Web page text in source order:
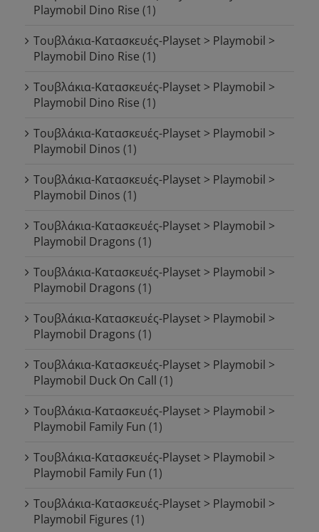
Playmobil Dino Rise (1)
Τουβλάκια-Κατασκευές-Playset > Playmobil >
Playmobil Dino Rise (1)
Τουβλάκια-Κατασκευές-Playset > Playmobil >
Playmobil Dino Rise (1)
Τουβλάκια-Κατασκευές-Playset > Playmobil >
Playmobil Dinos (1)
Τουβλάκια-Κατασκευές-Playset > Playmobil >
Playmobil Dinos (1)
Τουβλάκια-Κατασκευές-Playset > Playmobil >
Playmobil Dragons (1)
Τουβλάκια-Κατασκευές-Playset > Playmobil >
Playmobil Dragons (1)
Τουβλάκια-Κατασκευές-Playset > Playmobil >
Playmobil Dragons (1)
Τουβλάκια-Κατασκευές-Playset > Playmobil >
Playmobil Duck On Call (1)
Τουβλάκια-Κατασκευές-Playset > Playmobil >
Playmobil Family Fun (1)
Τουβλάκια-Κατασκευές-Playset > Playmobil >
Playmobil Family Fun (1)
Τουβλάκια-Κατασκευές-Playset > Playmobil >
Playmobil Figures (1)